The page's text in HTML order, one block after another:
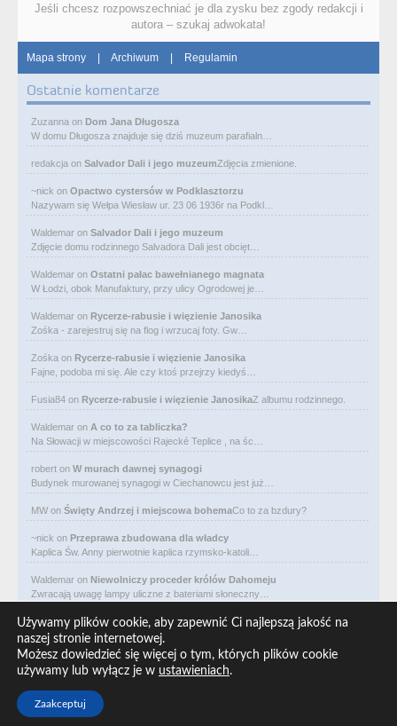
Jeśli chcesz rozpowszechniać je dla zysku bez zgody redakcji i
autora – szukaj adwokata!
Mapa strony | Archiwum | Regulamin
Ostatnie komentarze
Zuzanna on Dom Jana Długosza
W domu Długosza znajduje się dziś muzeum parafialn…
redakcja on Salvador Dali i jego muzeumZdjęcia zmienione.
~nick on Opactwo cystersów w Podklasztorzu
Nazywam się Wełpa Wiesław ur. 23 06 1936r na Podkl…
Waldemar on Salvador Dali i jego muzeum
Zdjęcie domu rodzinnego Salvadora Dali jest obcięt…
Waldemar on Ostatni pałac bawełnianego magnata
W Łodzi, obok Manufaktury, przy ulicy Ogrodowej je…
Waldemar on Rycerze-rabusie i więzienie Janosika
Zośka - zarejestruj się na flog i wrzucaj foty. Gw…
Zośka on Rycerze-rabusie i więzienie Janosika
Fajne, podoba mi się. Ale czy ktoś przejrzy kiedyś…
Fusia84 on Rycerze-rabusie i więzienie JanosikaZ albumu rodzinnego.
Waldemar on A co to za tabliczka?
Na Słowacji w miejscowości Rajecké Teplice , na śc…
robert on W murach dawnej synagogi
Budynek murowanej synagogi w Ciechanowcu jest już…
MW on Święty Andrzej i miejscowa bohemaCo to za bzdury?
~nick on Przeprawa zbudowana dla władcy
Kaplica Św. Anny pierwotnie kaplica rzymsko-katoli…
Waldemar on Niewolniczy proceder królów Dahomeju
Zwracają uwagę lampy uliczne z bateriami słoneczny…
Waldemar on Adam Asnyk. Poeta z mojego miasta
CIEKAWOSTKA że pod banderą Malty pływa statek m/v…
Waldemar on
Historia na Wawelskim Wzgórzu
Michał Bogoria Skotnicki (1775–1808). Portret Mich…
Używamy plików cookie, aby zapewnić Ci najlepszą jakość na
naszej stronie internetowej.
Możesz dowiedzieć się więcej o tym, których plików cookie
używamy lub wyłącz je w ustawieniach.
Zaakceptuj